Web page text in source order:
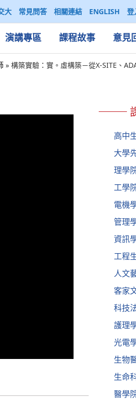
大 常見問答 相關連結 ENGLISH 登
演講專區 課程故事 意見
» 構築實驗：實。虛構築－從X-SITE、
高中
大學
理學
工學
電機
管理
資訊
工程
人文
客家
科技
護理
光電
生物
生命
醫學